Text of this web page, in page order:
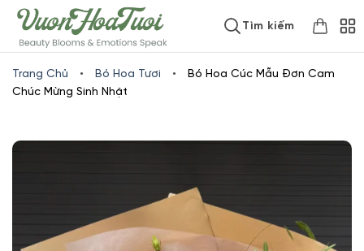
www.vuonhoatuoi.vnSkip
to
content
Tìm kiếm
Trang Chủ • Bó Hoa Tươi •
Bó Hoa Cúc Mẫu Đơn Cam
Chúc Mừng Sinh Nhật